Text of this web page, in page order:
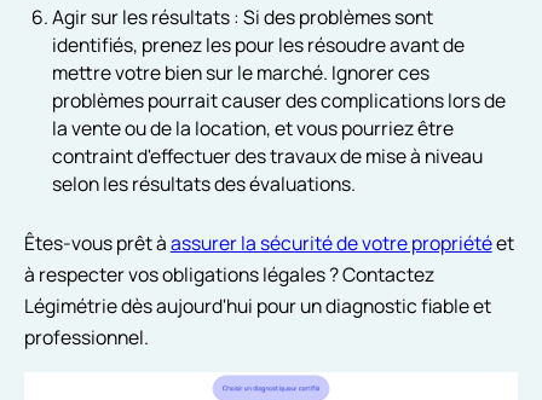
Agir sur les résultats : Si des problèmes sont
identifiés, prenez les pour les résoudre avant de
mettre votre bien sur le marché. Ignorer ces
problèmes pourrait causer des complications lors de
la vente ou de la location, et vous pourriez être
contraint d'effectuer des travaux de mise à niveau
selon les résultats des évaluations.
Êtes-vous prêt àassurer la sécurité de votre propriétéet
à respecter vos obligations légales ? Contactez
Légimétrie dès aujourd'hui pour un diagnostic fiable et
professionnel.